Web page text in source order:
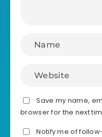
Save my name,
browser for the next
Notify me of